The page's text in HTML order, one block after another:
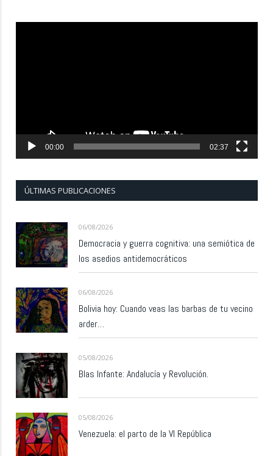
00:00 02:37
ÚLTIMAS PUBLICACIONES
06/08/2026
Democracia y guerra cognitiva: una semiótica de
los asedios antidemocráticos
06/08/2026
Bolivia hoy: Cuando veas las barbas de tu vecino
arder…
05/08/2026
Blas Infante: Andalucía y Revolución.
05/08/2026
Venezuela: el parto de la VI República